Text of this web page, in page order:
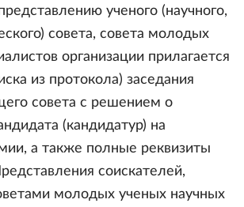
ученого (научного,
совета, совета молодых
организации прилагается
из протокола) заседания
совета с решением о
(кандидатур) на
а также полные реквизиты
соискателей,
молодых ученых научных